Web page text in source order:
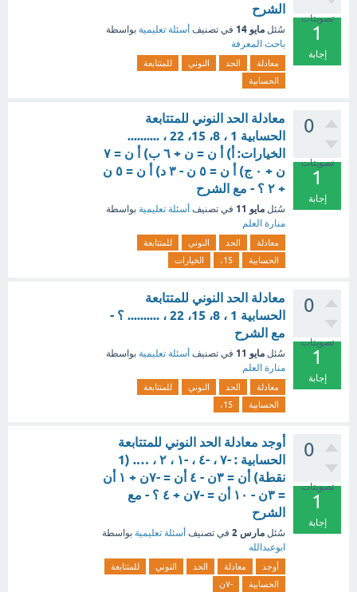
تصويتات
1
إجابة
الشرح
سُئل مايو 14 في تصنيف أسئلة تعليمية بواسطة
باحث المعرفة
معادلة الحد النوني
للمتتابعة
الحسابية
0
تصويتات
1
إجابة
معادلة الحد النوني للمتتابعة
الحسابية 1 ، 8، 15، 22 ، ..........
الخيارات: أ) أ ن = ن + ٦ ب) أ ن = ٧
ن + ٠ ج) أ ن = ٥ ن - ٣ د) أ ن = ٥ ن
+ ٢ ؟ - مع الشرح
سُئل مايو 11 في تصنيف أسئلة تعليمية بواسطة
منارة العلم
معادلة الحد النوني
للمتتابعة
الحسابية
15، الخيارات
0
تصويتات
1
إجابة
معادلة الحد النوني للمتتابعة
الحسابية 1 ، 8، 15، 22 ، .......... ؟ -
مع الشرح
سُئل مايو 11 في تصنيف أسئلة تعليمية بواسطة
منارة العلم
معادلة الحد النوني
للمتتابعة
الحسابية
15،
0
تصويتات
1
إجابة
أوجد معادلة الحد النوني للمتتابعة
الحسابية : -٧ ، -٤ ، -١ ، ٢ ، …. (1
نقطة) أن = ٣ن - ٤ أن = -٧ن + ١ أن
= ٣ن - ١٠ أن = -٧ن + ٤ ؟ - مع
الشرح
سُئل مارس 2 في تصنيف أسئلة تعليمية بواسطة
ابوعبدالله
أوجد معادلة الحد النوني
للمتتابعة
الحسابية
-٧ن